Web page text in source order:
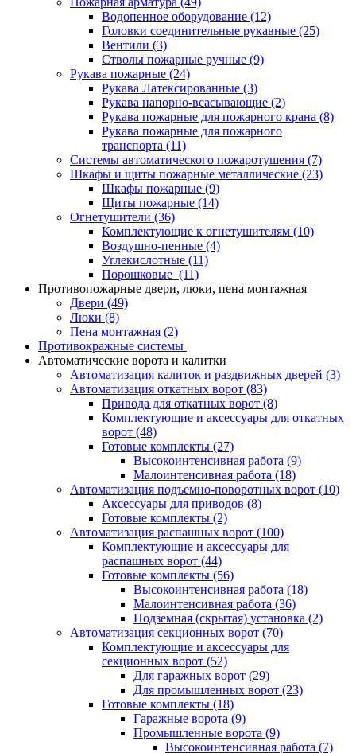
Водопенное оборудование (12)
Головки соединительные рукавные (25)
Вентили (3)
Стволы пожарные ручные (9)
Рукава пожарные (24)
Рукава Латексированные (3)
Рукава напорно-всасывающие (2)
Рукава пожарные для пожарного крана (8)
Рукава пожарные для пожарного
транспорта (11)
Системы автоматического пожаротушения (7)
Шкафы и щиты пожарные металлические (23)
Шкафы пожарные (9)
Щиты пожарные (14)
Огнетушители (36)
Комплектующие к огнетушителям (10)
Воздушно-пенные (4)
Углекислотные (11)
Порошковые (11)
Противопожарные двери, люки, пена монтажная
Двери (49)
Люки (8)
Пена монтажная (2)
Противокражные системы
Автоматические ворота и калитки
Автоматизация калиток и раздвижных дверей (3)
Автоматизация откатных ворот (83)
Привода для откатных ворот (8)
Комплектующие и аксессуары для откатных
ворот (48)
Готовые комплекты (27)
Высокоинтенсивная работа (9)
Малоинтенсивная работа (18)
Автоматизация подъемно-поворотных ворот (10)
Аксессуары для приводов (8)
Готовые комплекты (2)
Автоматизация распашных ворот (100)
Комплектующие и аксессуары для
распашных ворот (44)
Готовые комплекты (56)
Высокоинтенсивная работа (18)
Малоинтенсивная работа (36)
Подземная (скрытая) установка (2)
Автоматизация секционных ворот (70)
Комплектующие и аксессуары для
секционных ворот (52)
Для гаражных ворот (29)
Для промышленных ворот (23)
Готовые комплекты (18)
Гаражные ворота (9)
Промышленные ворота (9)
Высокоинтенсивная работа (7)